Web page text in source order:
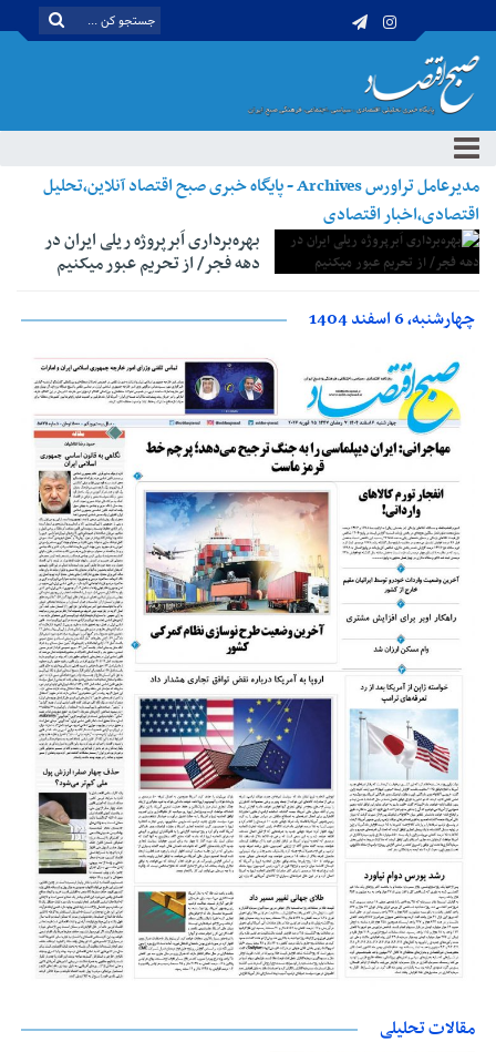
مدیرعامل تراورس Archives - پایگاه خبری صبح اقتصاد آنلاین،تحلیل
اقتصادی،اخبار اقتصادی
بهره‌برداری اَبرپروژه ریلی ایران در
دهه فجر/ از تحریم عبور می‎کنیم
چهارشنبه، 6 اسفند 1404
مقالات تحلیلی